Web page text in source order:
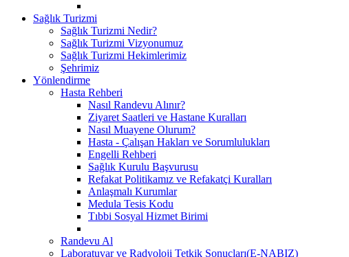
Sağlık Turizmi
Sağlık Turizmi Nedir?
Sağlık Turizmi Vizyonumuz
Sağlık Turizmi Hekimlerimiz
Şehrimiz
Yönlendirme
Hasta Rehberi
Nasıl Randevu Alınır?
Ziyaret Saatleri ve Hastane Kuralları
Nasıl Muayene Olurum?
Hasta - Çalışan Hakları ve Sorumlulukları
Engelli Rehberi
Sağlık Kurulu Başvurusu
Refakat Politikamız ve Refakatçi Kuralları
Anlaşmalı Kurumlar
Medula Tesis Kodu
Tıbbi Sosyal Hizmet Birimi
Randevu Al
Laboratuvar ve Radyoloji Tetkik Sonuçları(E-NABIZ)